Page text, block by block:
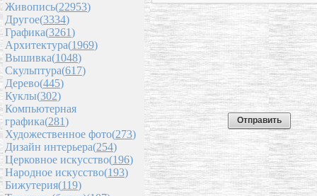
Живопись(22953)
Другое(3334)
Графика(3261)
Архитектура(1969)
Вышивка(1048)
Скульптура(617)
Дерево(445)
Куклы(302)
Компьютерная
графика(281)
Художественное фото(273)
Дизайн интерьера(254)
Церковное искусство(196)
Народное искусство(193)
Бижутерия(119)